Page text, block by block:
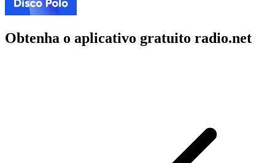
Obtenha o aplicativo gratuito radio.net